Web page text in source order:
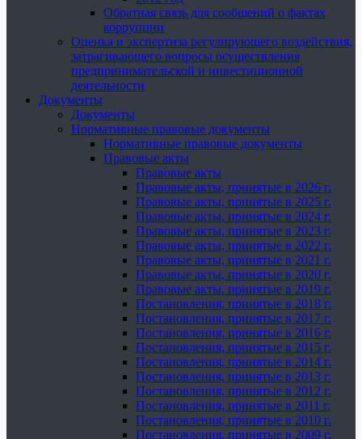
Обратная связь для сообщений о фактах
коррупции
Оценка и экспертиза регулирующего воздействия,
затрагивающего вопросы осуществления
предпринимательской и инвестиционной
деятельности
Документы
Документы
Нормативные правовые документы
Нормативные правовые документы
Правовые акты
Правовые акты
Правовые акты, принятые в 2026 г.
Правовые акты, принятые в 2025 г.
Правовые акты, принятые в 2024 г.
Правовые акты, принятые в 2023 г.
Правовые акты, принятые в 2022 г.
Правовые акты, принятые в 2021 г.
Правовые акты, принятые в 2020 г.
Правовые акты, принятые в 2019 г.
Постановления, принятые в 2018 г.
Постановления, принятые в 2017 г.
Постановления, принятые в 2016 г.
Постановления, принятые в 2015 г.
Постановления, принятые в 2014 г.
Постановления, принятые в 2013 г.
Постановления, принятые в 2012 г.
Постановления, принятые в 2011 г.
Постановления, принятые в 2010 г.
Постановления, принятые в 2009 г.